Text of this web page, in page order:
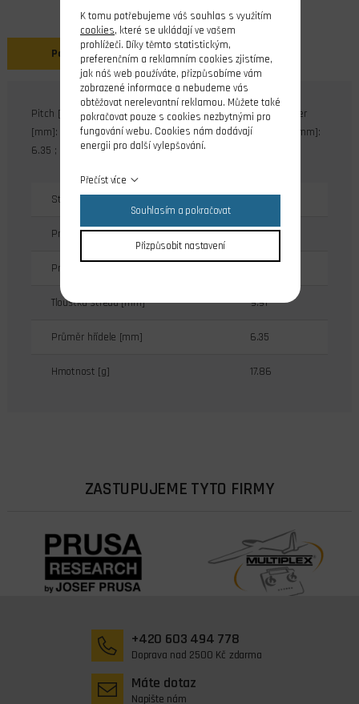
Popis
Pitch [m]: 0.152 ; Prop diameter [mm]: 228.6 ; Hub diameter
[mm]: 20.32 ; Hub thickness [mm]: 9.91 ; Shaft diameter [mm]:
6.35 ; Weight [g]: 17.86
Stoupání [m] 0.152
Průměr vrtule [mm] 228.6
Průměr středu [mm]
Tloušťka středu [mm] 9.91
Průměr hřídele [mm] 6.35
Hmotnost [g] 17.86
ZASTUPUJEME TYTO FIRMY
+420 603 494 778
Doprava nad 2500 Kč zdarma
Máte dotaz
Napište nám
K tomu potřebujeme váš souhlas s využitím
cookies, které se ukládají ve vašem
prohlížeči. Díky těmto statistickým,
preferenčním a reklamním cookies zjistíme,
jak náš web používáte, přizpůsobíme vám
zobrazené informace a nebudeme vás
obtěžovat nerelevantní reklamou. Můžete také
pokračovat pouze s cookies nezbytnými pro
fungování webu. Cookies nám dodávají
energii pro další vylepšování.
Přečíst více
Souhlasím a pokračovat
Přizpůsobit nastavení